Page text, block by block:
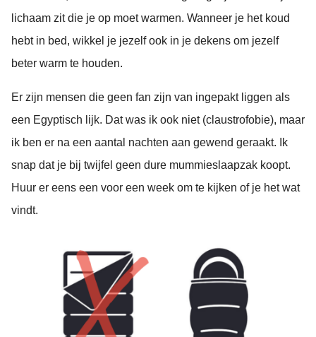
lichaam zit die je op moet warmen. Wanneer je het koud
hebt in bed, wikkel je jezelf ook in je dekens om jezelf
beter warm te houden.
Er zijn mensen die geen fan zijn van ingepakt liggen als
een Egyptisch lijk. Dat was ik ook niet (claustrofobie), maar
ik ben er na een aantal nachten aan gewend geraakt. Ik
snap dat je bij twijfel geen dure mummieslaapzak koopt.
Huur er eens een voor een week om te kijken of je het wat
vindt.